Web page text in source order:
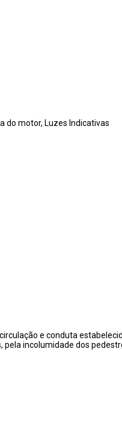
do motor, Luzes Indicativas
e conduta
incolumidade dos